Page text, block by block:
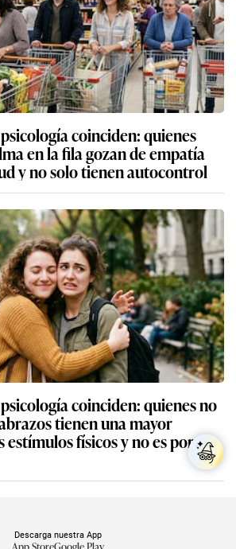
coinciden: quienes
en la fila gozan de empatía
y no solo tienen autocontrol
coinciden: quienes no
tienen una mayor
estímulos físicos y no es por
Descarga nuestra App